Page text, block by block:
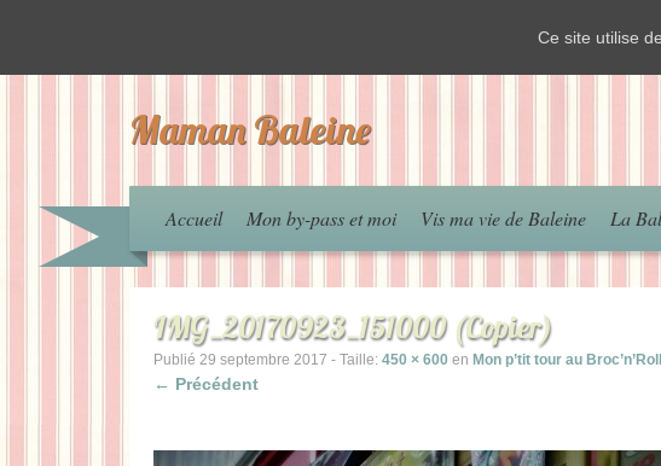
Maman Baleine
Accueil Mon by-pass et moi Vis ma vie de Baleine La
IMG_20170923_151000 (Copier)
Publié 29 septembre 2017 - Taille: 450 × 600 en Mon p’tit tour au
← Précédent
Ce site utilise